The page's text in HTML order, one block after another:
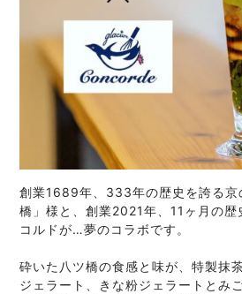
創業1689年、333年の歴史を誇る京
橋」様と、創業2021年、11ヶ月の歴
コルドが…夢のコラボです。
砕いた八ツ橋の食感と味が、特製抹
ジェラート、きな粉ジェラートとみ